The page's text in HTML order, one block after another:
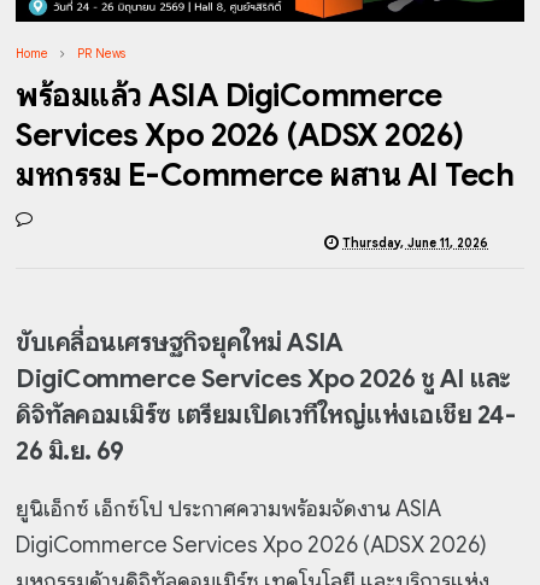
Home PR News
พร้อมแล้ว ASIA DigiCommerce
Services Xpo 2026 (ADSX 2026)
มหกรรม E-Commerce ผสาน AI Tech
Thursday, June 11, 2026
ขับเคลื่อนเศรษฐกิจยุคใหม่ ASIA
DigiCommerce Services Xpo 2026 ชู AI และ
ดิจิทัลคอมเมิร์ซ เตรียมเปิดเวทีใหญ่แห่งเอเชีย 24-
26 มิ.ย. 69
ยูนิเอ็กซ์ เอ็กซ์โป ประกาศความพร้อมจัดงาน ASIA
DigiCommerce Services Xpo 2026 (ADSX 2026)